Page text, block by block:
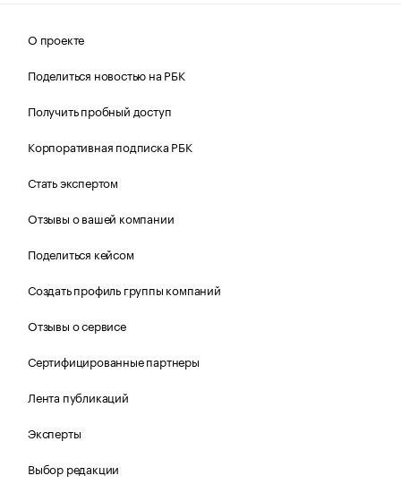
О проекте
Поделиться новостью на РБК
Получить пробный доступ
Корпоративная подписка РБК
Стать экспертом
Отзывы о вашей компании
Поделиться кейсом
Создать профиль группы компаний
Отзывы о сервисе
Сертифицированные партнеры
Лента публикаций
Эксперты
Выбор редакции